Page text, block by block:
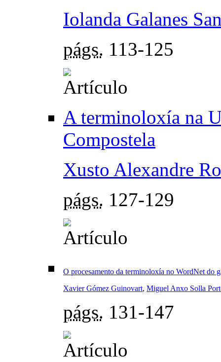
Iolanda Galanes
págs. 113-125
A terminoloxía na
Compostela
Xusto Alexandre
págs. 127-129
O procesamento da terminoloxía no WordNet do
Xavier Gómez Guinovart, Miguel Anxo Solla
págs. 131-147